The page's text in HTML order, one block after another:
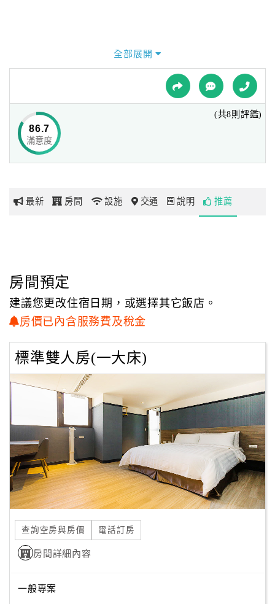
球
網
玩
地
圖
顧
務
意
度
訂
單
管
理
全部展開
86.7
滿意度
(共8則評鑑)
最新 房間 設施 交通 說明 推薦
房間預定
建議您更改住宿日期，或選擇其它飯店。
房價已內含服務費及稅金
標準雙人房(一大床)
查詢空房與房價 電話訂房
房間詳細內容
一般專案